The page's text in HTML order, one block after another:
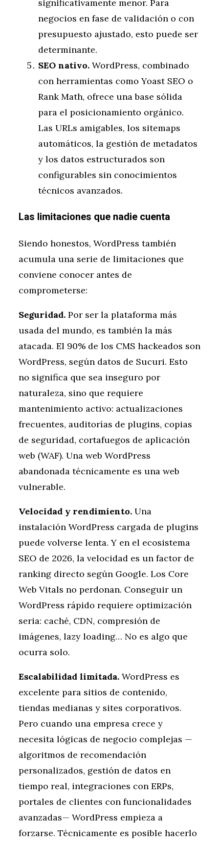
significativamente menor. Para
negocios en fase de validación o con
presupuesto ajustado, esto puede ser
determinante.
SEO nativo. WordPress, combinado
con herramientas como Yoast SEO o
Rank Math, ofrece una base sólida
para el posicionamiento orgánico.
Las URLs amigables, los sitemaps
automáticos, la gestión de metadatos
y los datos estructurados son
configurables sin conocimientos
técnicos avanzados.
Las limitaciones que nadie cuenta
Siendo honestos, WordPress también
acumula una serie de limitaciones que
conviene conocer antes de
comprometerse:
Seguridad. Por ser la plataforma más
usada del mundo, es también la más
atacada. El 90% de los CMS hackeados son
WordPress, según datos de Sucuri. Esto
no significa que sea inseguro por
naturaleza, sino que requiere
mantenimiento activo: actualizaciones
frecuentes, auditorías de plugins, copias
de seguridad, cortafuegos de aplicación
web (WAF). Una web WordPress
abandonada técnicamente es una web
vulnerable.
Velocidad y rendimiento. Una
instalación WordPress cargada de plugins
puede volverse lenta. Y en el ecosistema
SEO de 2026, la velocidad es un factor de
ranking directo según Google. Los Core
Web Vitals no perdonan. Conseguir un
WordPress rápido requiere optimización
seria: caché, CDN, compresión de
imágenes, lazy loading… No es algo que
ocurra solo.
Escalabilidad limitada. WordPress es
excelente para sitios de contenido,
tiendas medianas y sites corporativos.
Pero cuando una empresa crece y
necesita lógicas de negocio complejas —
algoritmos de recomendación
personalizados, gestión de datos en
tiempo real, integraciones con ERPs,
portales de clientes con funcionalidades
avanzadas— WordPress empieza a
forzarse. Técnicamente es posible hacerlo